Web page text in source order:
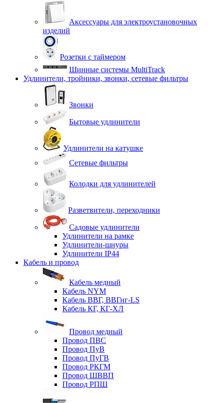
Аксессуары для электроустановочных
изделий
Розетки с таймером
Шинные системы MultiTrack
Удлинители, тройники, звонки, сетевые фильтры
Звонки
Бытовые удлинители
Удлинители на катушке
Сетевые фильтры
Колодки для удлинителей
Разветвители, переходники
Садовые удлинители
Удлинители на рамке
Удлинители-шнуры
Удлинители IP44
Кабель и провод
Кабель медный
Кабель NYM
Кабель ВВГ, ВВГнг-LS
Кабель КГ, КГ-ХЛ
Провод медный
Провод ПВС
Провод ПуВ
Провод ПуГВ
Провод РКГМ
Провод ШВВП
Провод РПШ